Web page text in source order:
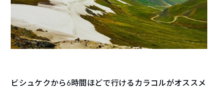
ビシュケクから6時間ほどで行けるカラコルがオススメ